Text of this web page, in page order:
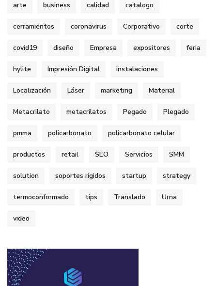
arte business calidad catalogo
cerramientos coronavirus Corporativo corte
covid19 diseño Empresa expositores feria
hylite Impresión Digital instalaciones
Localización Láser marketing Material
Metacrilato metacrilatos Pegado Plegado
pmma policarbonato policarbonato celular
productos retail SEO Servicios SMM
solution soportes rígidos startup strategy
termoconformado tips Translado Urna
video